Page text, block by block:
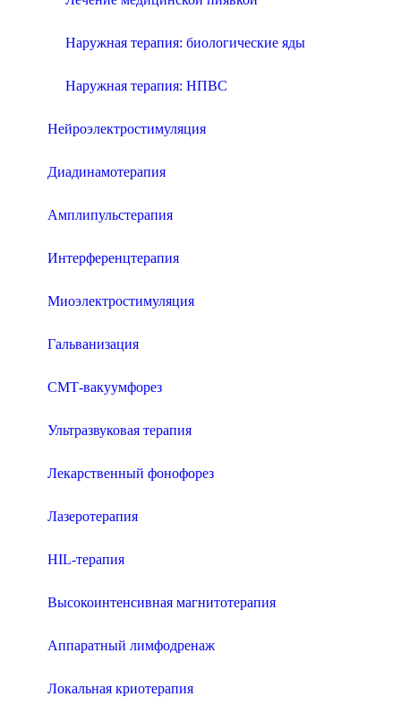
Наружная терапия: биологические яды
Наружная терапия: НПВС
Нейроэлектростимуляция
Диадинамотерапия
Амплипульстерапия
Интерференцтерапия
Миоэлектростимуляция
Гальванизация
СМТ-вакуумфорез
Ультразвуковая терапия
Лекарственный фонофорез
Лазеротерапия
HIL-терапия
Высокоинтенсивная магнитотерапия
Аппаратный лимфодренаж
Локальная криотерапия